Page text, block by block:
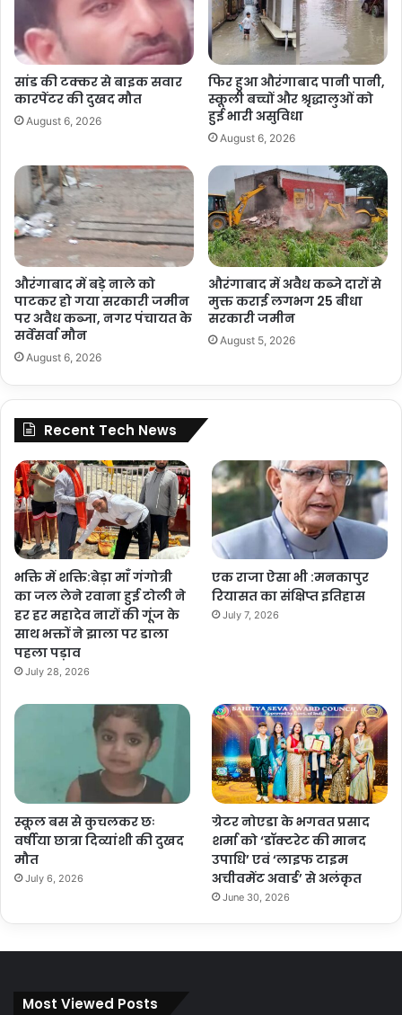
सांड की टक्कर से बाइक सवार
कारपेंटर की दुखद मौत
August 6, 2026
फिर हुआ औरंगाबाद पानी पानी,
स्कूली बच्चों और श्रृद्धालुओं को
हुई भारी असुविधा
August 6, 2026
औरंगाबाद में बड़े नाले को
पाटकर हो गया सरकारी जमीन
पर अवैध कब्जा, नगर पंचायत के
सर्वेसर्वा मौन
August 6, 2026
औरंगाबाद में अवैध कब्जे दारों से
मुक्त कराई लगभग 25 बीधा
सरकारी जमीन
August 5, 2026
Recent Tech News
भक्ति में शक्ति:बेड़ा माँ गंगोत्री
का जल लेने रवाना हुई टोली ने
हर हर महादेव नारों की गूंज के
साथ भक्तों ने झाला पर डाला
पहला पड़ाव
July 28, 2026
एक राजा ऐसा भी :मनकापुर
रियासत का संक्षिप्त इतिहास
July 7, 2026
स्कूल बस से कुचलकर छः
वर्षीया छात्रा दिव्यांशी की दुखद
मौत
July 6, 2026
ग्रेटर नोएडा के भगवत प्रसाद
शर्मा को ‘डॉक्टरेट की मानद
उपाधि’ एवं ‘लाइफ टाइम
अचीवमेंट अवार्ड’ से अलंकृत
June 30, 2026
Most Viewed Posts